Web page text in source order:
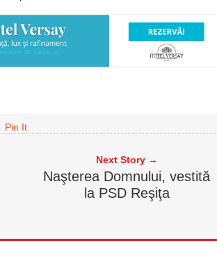
Pin It
Next Story →
Naşterea Domnului, vestită
la PSD Reşiţa